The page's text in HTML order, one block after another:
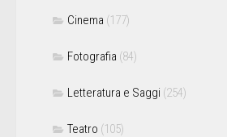
Cinema (177)
Fotografia (84)
Letteratura e Saggi (254)
Teatro (105)